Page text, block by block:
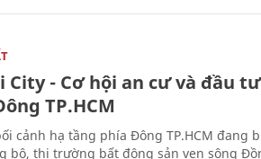
City - Cơ hội an cư và đầu
TP.HCM
cảnh hạ tầng phía Đông TP.HCM đang
bộ, thị trường bất động sản ven sông